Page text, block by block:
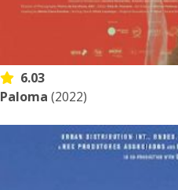
6.03
Paloma (2022)